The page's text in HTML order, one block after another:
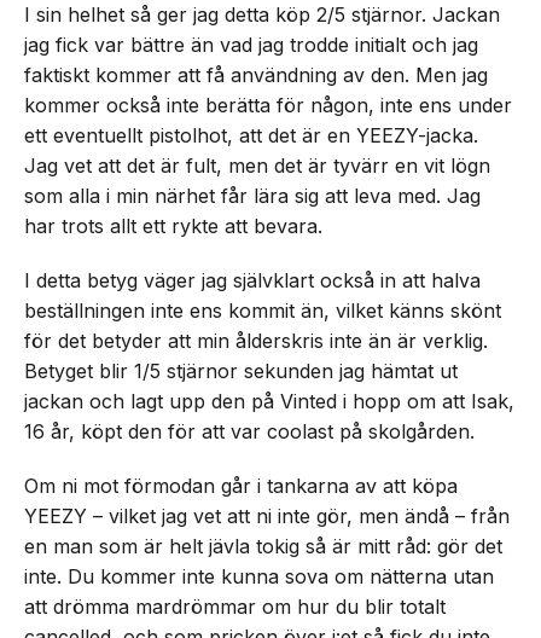
I sin helhet så ger jag detta köp 2/5 stjärnor. Jackan
jag fick var bättre än vad jag trodde initialt och jag
faktiskt kommer att få användning av den. Men jag
kommer också inte berätta för någon, inte ens under
ett eventuellt pistolhot, att det är en YEEZY-jacka.
Jag vet att det är fult, men det är tyvärr en vit lögn
som alla i min närhet får lära sig att leva med. Jag
har trots allt ett rykte att bevara.
I detta betyg väger jag självklart också in att halva
beställningen inte ens kommit än, vilket känns skönt
för det betyder att min ålderskris inte än är verklig.
Betyget blir 1/5 stjärnor sekunden jag hämtat ut
jackan och lagt upp den på Vinted i hopp om att Isak,
16 år, köpt den för att var coolast på skolgården.
Om ni mot förmodan går i tankarna av att köpa
YEEZY – vilket jag vet att ni inte gör, men ändå – från
en man som är helt jävla tokig så är mitt råd: gör det
inte. Du kommer inte kunna sova om nätterna utan
att drömma mardrömmar om hur du blir totalt